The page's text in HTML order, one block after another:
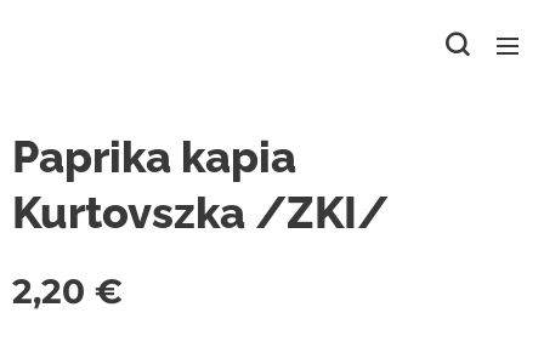
Paprika kapia
Kurtovszka /ZKI/
2,20 €